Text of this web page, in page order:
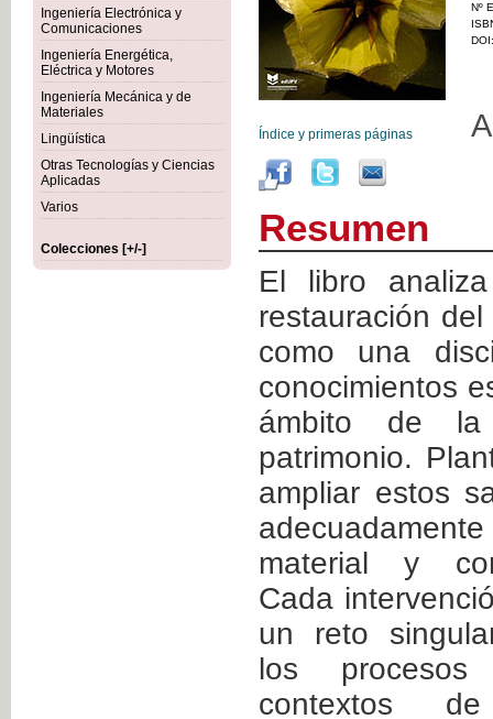
Ingeniería Electrónica y
Comunicaciones
Ingeniería Energética,
Eléctrica y Motores
Ingeniería Mecánica y de
Materiales
Lingüística
Otras Tecnologías y Ciencias
Aplicadas
Varios
Colecciones [+/-]
Índice y primeras páginas
Nº
Resumen
El libro
restauración
como una
conocimientos
ámbito de la
patrimonio.
ampliar estos
material y
Cada
un reto
los
contextos